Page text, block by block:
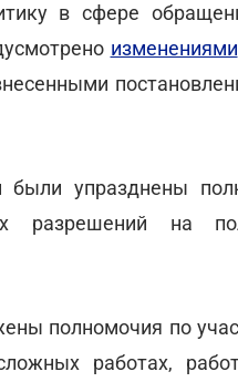
в сфере
изменениями
упразднены
разрешений на
полномочия по
работах,